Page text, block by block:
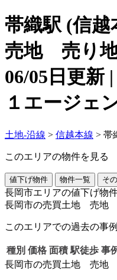
帯織駅 (信
売地 売り地
06/05日更新
１エージェ
土地-沿線 > 信越本線 > 帯
このエリアの物件を見る
値下げ物件 物件一覧 そ
長岡市エリアの値下げ物
長岡市の売買土地 売地
このエリアでの過去の事例
種別 価格 面積 駅徒歩 事
長岡市の売買土地 売地